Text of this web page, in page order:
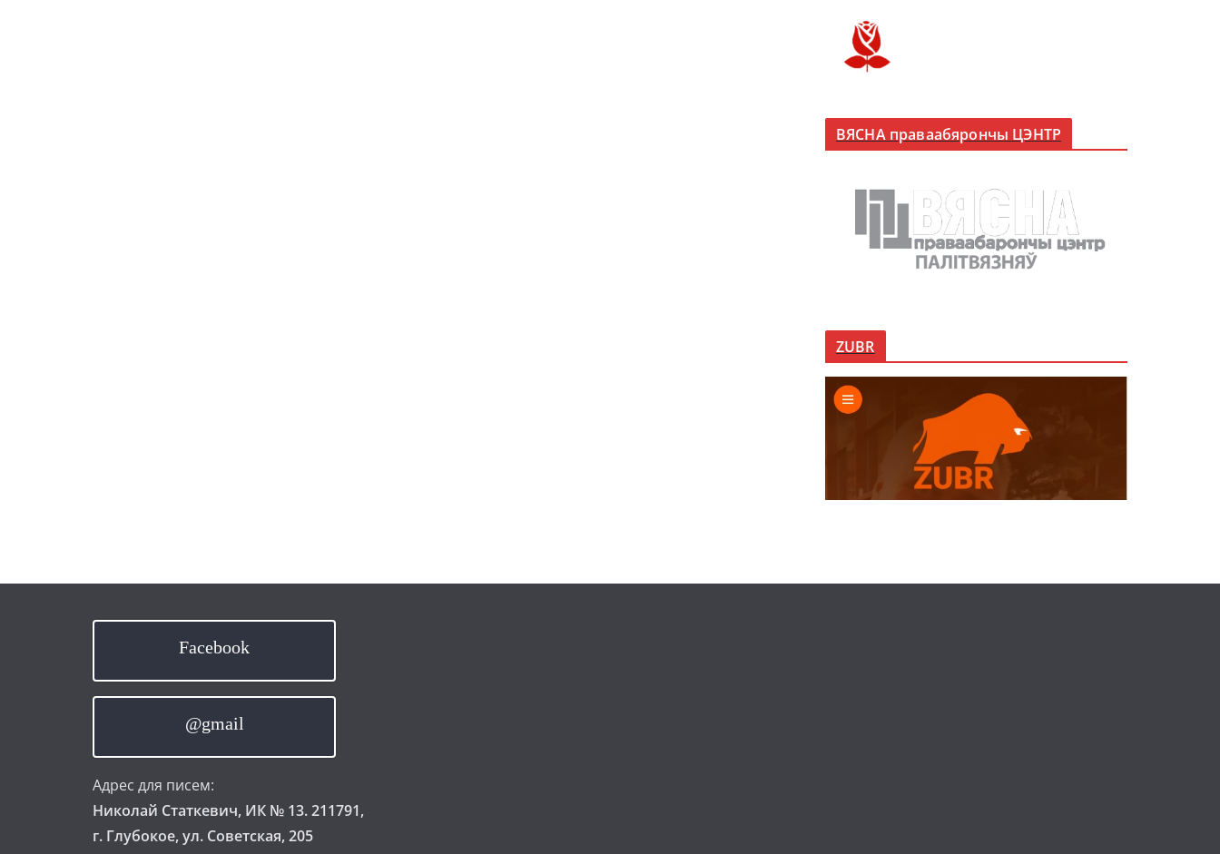
ВЯСНА праваабярончы ЦЭНТР
ZUBR
Facebook
@gmail
Адрес для писем:
Николай Статкевич, ИК № 13. 211791,
г. Глубокое, ул. Советская, 205